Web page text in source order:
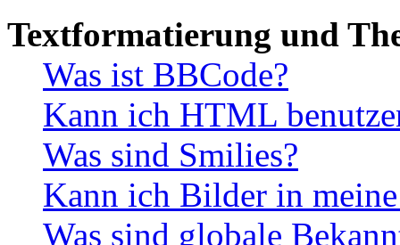
Textformatierung und
Was ist BBCode?
Kann ich HTML
Was sind Smilies?
Kann ich Bilder in
Was sind globale